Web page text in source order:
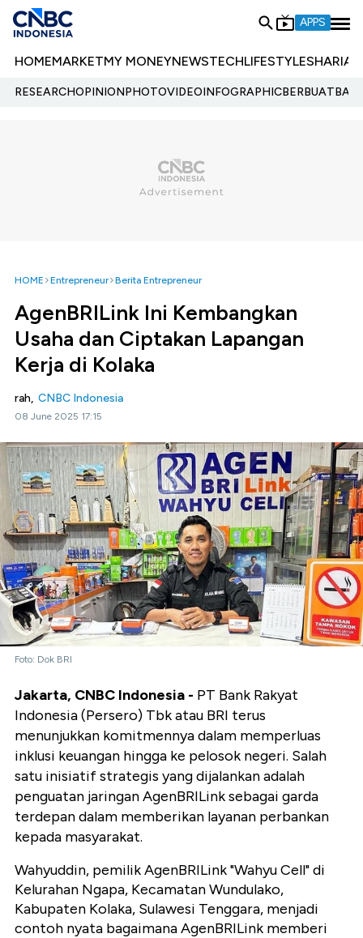
APPS
HOMEMARKETMY MONEYNEWSTECHLIFESTYLESHARIA
RESEARCHOPINIONPHOTOVIDEOINFOGRAPHIC
HOME Entrepreneur Berita Entrepreneur
AgenBRILink Ini Kembangkan
Usaha dan Ciptakan Lapangan
Kerja di Kolaka
rah, CNBC Indonesia
08 June 2025 17:15
Foto: Dok BRI
Jakarta, CNBC Indonesia - PT Bank Rakyat
Indonesia (Persero) Tbk atau BRI terus
menunjukkan komitmennya dalam memperluas
inklusi keuangan hingga ke pelosok negeri. Salah
satu inisiatif strategis yang dijalankan adalah
penguatan jaringan AgenBRILink sebagai garda
terdepan dalam memberikan layanan perbankan
kepada masyarakat.
Wahyuddin, pemilik AgenBRILink "Wahyu Cell" di
Kelurahan Ngapa, Kecamatan Wundulako,
Kabupaten Kolaka, Sulawesi Tenggara, menjadi
contoh nyata bagaimana AgenBRILink memberi